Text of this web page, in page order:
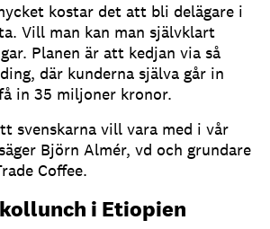
kostar det att bli delägare i
Vill man kan man självklart
Planen är att kedjan via så
där kunderna själva går in
in 35 miljoner kronor.
svenskarna vill vara med i vår
Björn Almér, vd och grundare
Coffee.
i Etiopien